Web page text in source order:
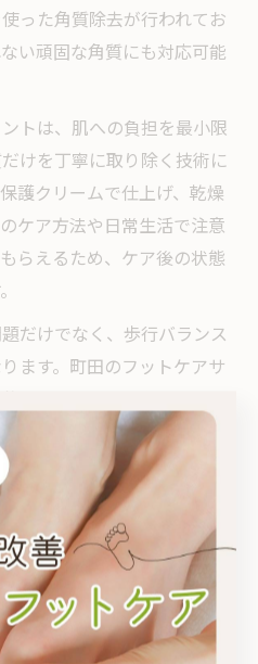
った角質除去が行われてお
い頑固な角質にも対応可能
トは、肌への負担を最小限
けを丁寧に取り除く技術に
護クリームで仕上げ、乾燥
ケア方法や日常生活で注意
らえるため、ケア後の状態
だけでなく、歩行バランス
ます。町田のフットケアサ
るでしょう。初めての方で
が多いので、気軽に相談し
必要なケア習慣
改善には、日常生活でのケ
正しい爪の切り方を身につ